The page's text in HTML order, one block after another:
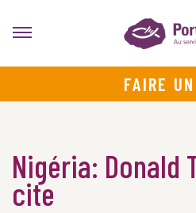
FAIRE
Nigéria: Donald
cite